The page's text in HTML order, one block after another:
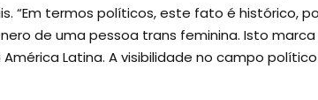
“Em termos políticos, este fato é histórico,
de uma pessoa trans feminina. Isto
Latina. A visibilidade no campo